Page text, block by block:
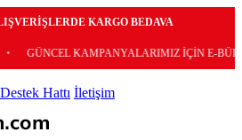
KARGO BEDAVA
KAMPANYALARIMIZ İÇİN E-BÜLTENİMİZE
Destek Hattı İletişim